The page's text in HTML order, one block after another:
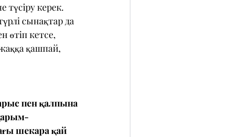
түсіру керек.
сынақтар да
өтіп кетсе,
қашпай,
пен қалпына
шекара қай